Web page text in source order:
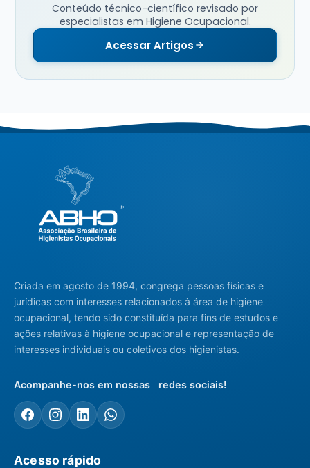
Conteúdo técnico-científico revisado por
especialistas em Higiene Ocupacional.
Acessar Artigos
Criada em agosto de 1994, congrega pessoas físicas e
jurídicas com interesses relacionados à área de higiene
ocupacional, tendo sido constituída para fins de estudos e
ações relativas à higiene ocupacional e representação de
interesses individuais ou coletivos dos higienistas.
Acompanhe-nos em nossas redes sociais!
Acesso rápido